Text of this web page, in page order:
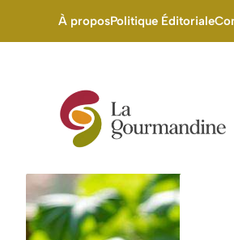
À proposPolitique Éditoriale